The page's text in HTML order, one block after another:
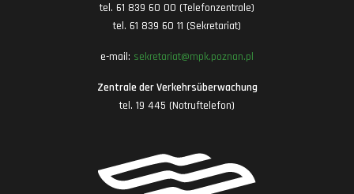
tel. 61 839 60 00 (Telefonzentrale)
tel. 61 839 60 11 (Sekretariat)
e-mail: sekretariat@mpk.poznan.pl
Zentrale der Verkehrsüberwachung
tel. 19 445 (Notruftelefon)